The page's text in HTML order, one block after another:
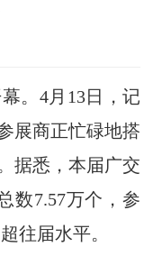
。4月13日，记
展商正忙碌地搭
据悉，本届广交
数7.57万个，参
往届水平。